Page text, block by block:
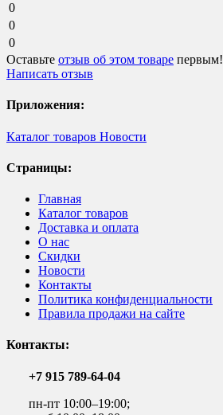
0
0
0
Оставьте отзыв об этом товаре первым!
Написать отзыв
Приложения:
Каталог товаров Новости
Страницы:
Главная
Каталог товаров
Доставка и оплата
О нас
Скидки
Новости
Контакты
Политика конфиденциальности
Правила продажи на сайте
Контакты:
+7 915 789-64-04
пн-пт 10:00–19:00;